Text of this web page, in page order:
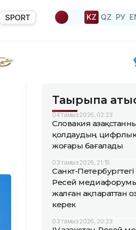
SPORT KZ QZ РУ
Тақырыпқа
04 тамыз 2026, 02:23
Словакия
қолдаудың
жоғары бағалады
03 тамыз 2026, 21:15
Санкт-Петербургтегі
Ресей
жалған ақпараттан
керек
03 тамыз 2026, 20:23